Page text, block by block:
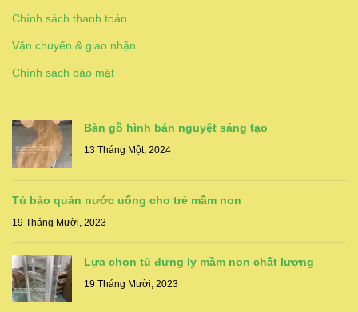
Chính sách thanh toán
Vận chuyển & giao nhận
Chính sách bảo mật
Bàn gỗ hình bán nguyệt sáng tạo
13 Tháng Một, 2024
Tủ bảo quản nước uống cho trẻ mầm non
19 Tháng Mười, 2023
Lựa chọn tủ đựng ly mầm non chất lượng
19 Tháng Mười, 2023